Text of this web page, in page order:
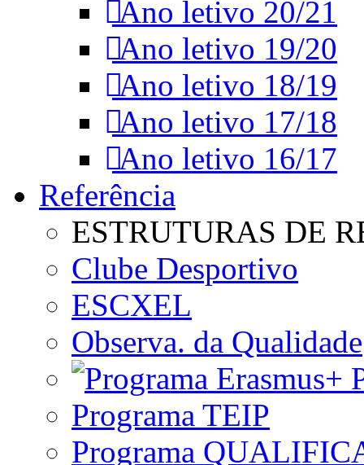
Ano letivo 20/21
Ano letivo 19/20
Ano letivo 18/19
Ano letivo 17/18
Ano letivo 16/17
Referência
ESTRUTURAS DE
Clube Desportivo
ESCXEL
Observa. da Qualidade
Programa TEIP
Programa